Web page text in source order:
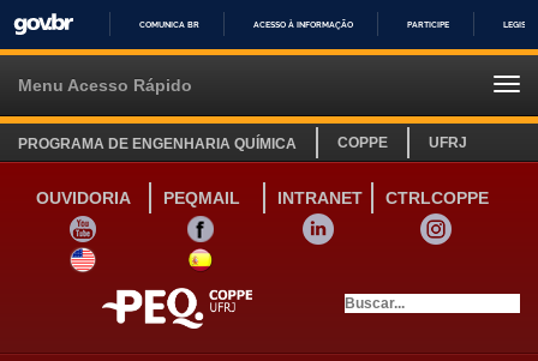
IR
COMUNICA BR ACESSO À INFORMAÇÃO PARTICIPE
Menu Acesso Rápido
PROGRAMA DE ENGENHARIA QUÍMICA COPPE UFRJ
OUVIDORIA PEQMAIL INTRANET
CTRLCOPPE
YOUTUBE
FACEBOOK LINKEDIN
INSTAGRAM
SITE INGLÊS
LINK SITE ESPANHOL